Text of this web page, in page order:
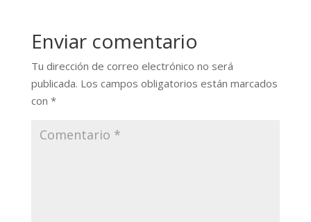
Enviar comentario
Tu dirección de correo electrónico no será
publicada. Los campos obligatorios están marcados
con *